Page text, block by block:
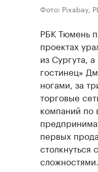
Фото: Pixabay,
РБК Тюмень
проектах
из Сургута,
гостинец»
ногами, за
торговые
компаний по
первых
сложностями.